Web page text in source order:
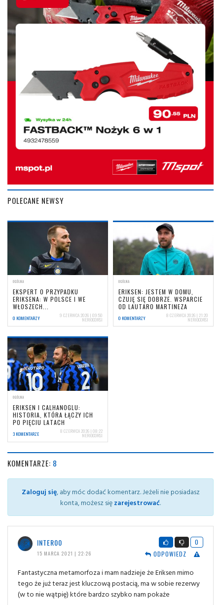
POLECANE NEWSY
OGÓLNA
EKSPERT O PRZYPADKU
ERIKSENA: W POLSCE I WE
WŁOSZECH...
0 KOMENTARZY 9 CZERWCA 2026 | 09:50
NERIOCORSI
OGÓLNA
ERIKSEN: JESTEM W DOMU,
CZUJĘ SIĘ DOBRZE. WSPARCIE
OD LAUTARO MARTINEZA
0 KOMENTARZY 8 CZERWCA 2026 | 21:20
NERIOCORSI
OGÓLNA
ERIKSEN I CALHANOGLU:
HISTORIA, KTÓRA ŁĄCZY ICH
PO PIĘCIU LATACH
3 KOMENTARZE 8 CZERWCA 2026 | 08:22
NERIOCORSI
KOMENTARZE: 8
Zaloguj się, aby móc dodać komentarz. Jeżeli nie posiadasz
konta, możesz sięzarejestrować.
INTER00
15 MARCA 2021 | 22:26
0
ODPOWIEDZ
Fantastyczna metamorfoza i mam nadzieje że Eriksen mimo
tego że już teraz jest kluczową postacią, ma w sobie rezerwy
(w to nie wątpię) które bardzo szybko nam pokaże